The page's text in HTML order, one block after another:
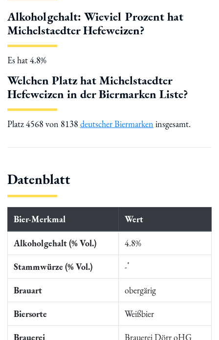
Alkoholgehalt: Wieviel Prozent hat
Michelstaedter Hefeweizen?
Es hat 4.8%
Welchen Platz hat Michelstaedter
Hefeweizen in der Biermarken Liste?
Platz 4568 von 8138 deutscher Biermarken insgesamt.
Datenblatt
Bier-Merkmal Wert
Alkoholgehalt (% Vol.) 4.8%
Stammwürze (% Vol.) -*
Brauart obergärig
Biersorte Weißbier
Brauerei Brauerei Dörr oHG